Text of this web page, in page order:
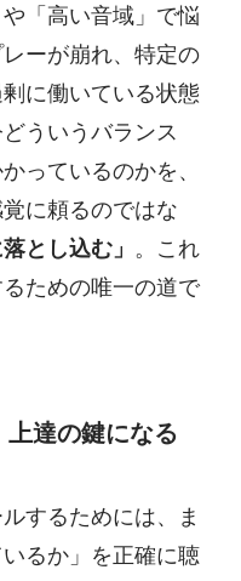
「高い音域」で悩
ーが崩れ、特定の
に働いている状態
ういうバランス
っているのかを、
に頼るのではな
とし込む」 。これ
ための唯一の道で
達の鍵になる
するためには、ま
るか」を正確に聴